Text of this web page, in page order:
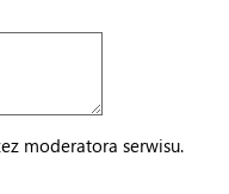
moderatora serwisu.